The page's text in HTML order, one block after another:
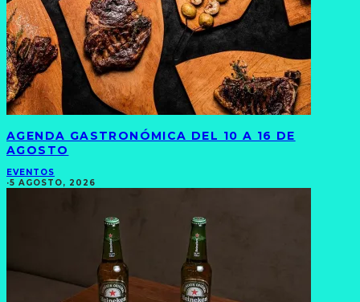
AGENDA GASTRONÓMICA DEL 10 A 16 DE
AGOSTO
EVENTOS
·5 AGOSTO, 2026